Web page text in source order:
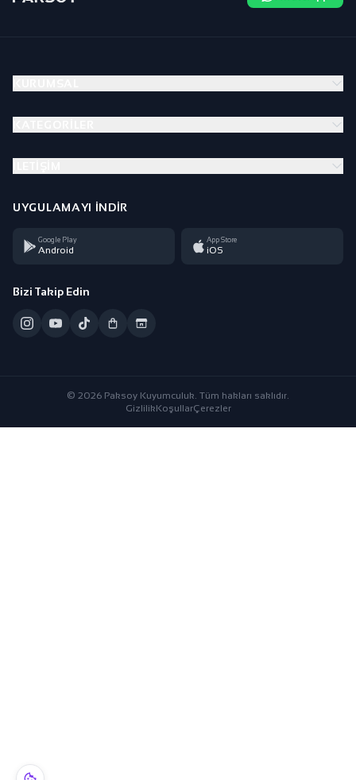
UYGULAMAYI İNDIR
Google Play
Android
App Store
iOS
Bizi Takip Edin
© 2026 Paksoy Kuyumculuk. Tüm hakları saklıdır.
GizlilikKoşullarÇerezler